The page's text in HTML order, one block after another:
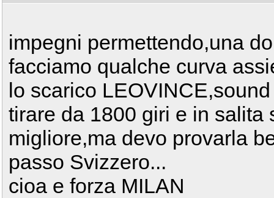
impegni permettendo,una
facciamo qualche curva
lo scarico
tirare da 1800 giri e in salita
migliore,ma devo provarla
passo Svizzero...
cioa e forza MILAN